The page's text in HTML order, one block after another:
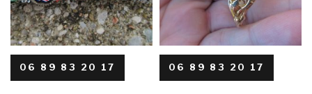
06 89 83 20 17 06 89 83 20 17